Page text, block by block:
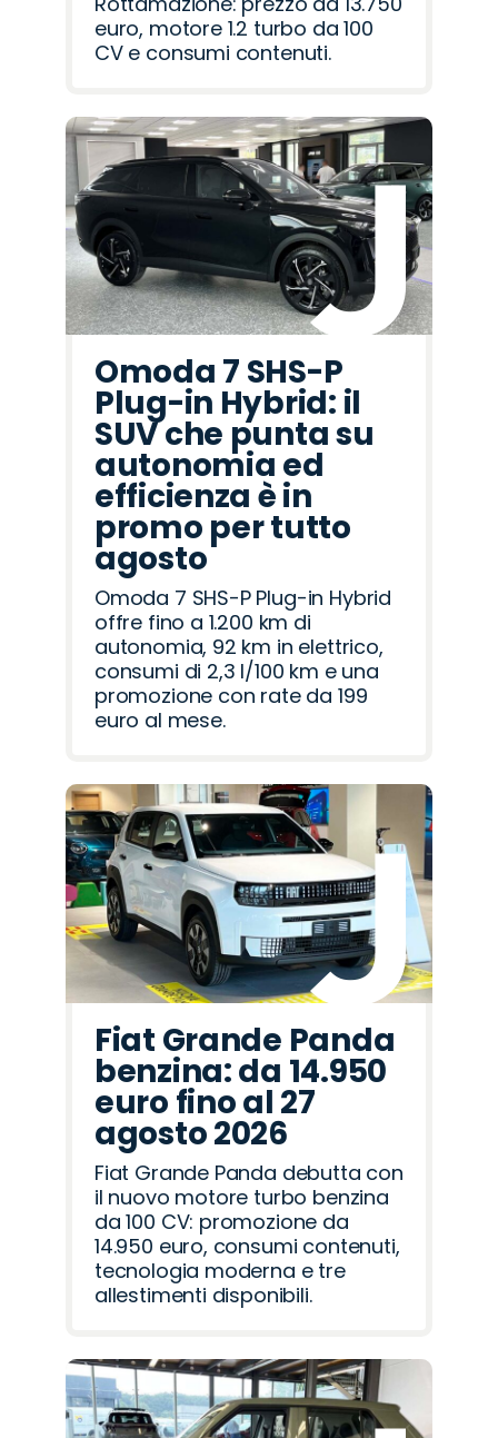
euro, motore 1.2 turbo da 100
CV e consumi contenuti.
Omoda 7 SHS-P
Plug-in Hybrid: il
SUV che punta su
autonomia ed
efficienza è in
promo per tutto
agosto
Omoda 7 SHS-P Plug-in Hybrid
offre fino a 1.200 km di
autonomia, 92 km in elettrico,
consumi di 2,3 l/100 km e una
promozione con rate da 199
euro al mese.
Fiat Grande Panda
benzina: da 14.950
euro fino al 27
agosto 2026
Fiat Grande Panda debutta con
il nuovo motore turbo benzina
da 100 CV: promozione da
14.950 euro, consumi contenuti,
tecnologia moderna e tre
allestimenti disponibili.